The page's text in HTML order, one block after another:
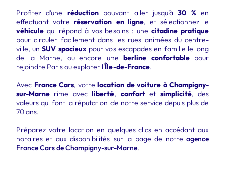
Profitez d’une réductionpouvant aller jusqu’à30 % en
effectuant votre réservation en ligne, et sélectionnez le
véhicule qui répond à vos besoins : unecitadine pratique
pour circuler facilement dans les rues animées du centre-
ville, unSUV spacieuxpour vos escapades en famille le long
de la Marne, ou encore une berline confortablepour
rejoindre Paris ou explorer l’Île-de-France.
Avec France Cars, votre location de voiture à Champigny-
sur-Marne rime avecliberté, confortet simplicité, des
valeurs qui font la réputation de notre service depuis plus de
70 ans.
Préparez votre location en quelques clics en accédant aux
horaires et aux disponibilités sur la page de notre agence
France Cars de Champigny-sur-Marne.